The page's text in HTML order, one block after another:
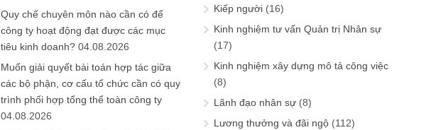
Quy chế chuyên môn nào cần có để
công ty hoạt động đạt được các mục
tiêu kinh doanh? 04.08.2026
Muốn giải quyết bài toán hợp tác giữa
các bộ phận, cơ cấu tổ chức cần có quy
trình phối hợp tổng thể toàn công ty
04.08.2026
Kiếp người (16)
Kinh nghiệm tư vấn Quản trị Nhân sự
(17)
Kinh nghiệm xây dựng mô tả công việc
(8)
Lãnh đạo nhân sự (8)
Lương thưởng và đãi ngộ (112)